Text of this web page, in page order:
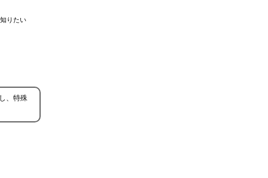
りたい
、特殊